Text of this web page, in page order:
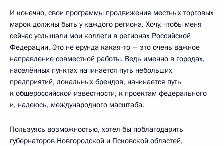
И конечно, свои программы продвижения местных торговых
марок должны быть у каждого региона. Хочу, чтобы меня
сейчас услышали мои коллеги в регионах Российской
Федерации. Это не ерунда какая-то – это очень важное
направление совместной работы. Ведь именно в городах,
населённых пунктах начинается путь небольших
предприятий, локальных брендов, начинается путь
к общероссийской известности, к проектам федерального
и, надеюсь, международного масштаба.
Пользуясь возможностью, хотел бы поблагодарить
губернаторов Новгородской и Псковской областей,